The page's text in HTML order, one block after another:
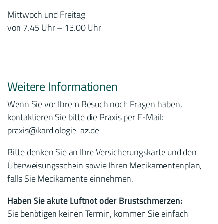
Mittwoch und Freitag
von 7.45 Uhr – 13.00 Uhr
Weitere Informationen
Wenn Sie vor Ihrem Besuch noch Fragen haben,
kontaktieren Sie bitte die Praxis per E-Mail:
praxis@kardiologie-az.de
Bitte denken Sie an Ihre Versicherungskarte und den
Überweisungsschein sowie Ihren Medikamentenplan,
falls Sie Medikamente einnehmen.
Haben Sie akute Luftnot oder Brustschmerzen:
Sie benötigen keinen Termin, kommen Sie einfach